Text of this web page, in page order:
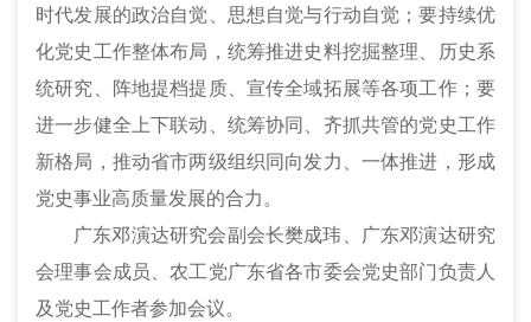
时代发展的政治自觉、思想自觉与行动自觉；要持续优
化党史工作整体布局，统筹推进史料挖掘整理、历史系
统研究、阵地提档提质、宣传全域拓展等各项工作；要
进一步健全上下联动、统筹协同、齐抓共管的党史工作
新格局，推动省市两级组织同向发力、一体推进，形成
党史事业高质量发展的合力。
广东邓演达研究会副会长樊成玮、广东邓演达研究
会理事会成员、农工党广东省各市委会党史部门负责人
及党史工作者参加会议。